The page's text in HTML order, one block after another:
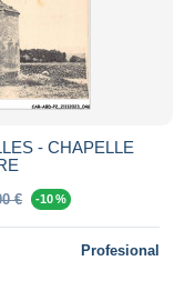
- CHAPELLE
€ -10 %
Profesional